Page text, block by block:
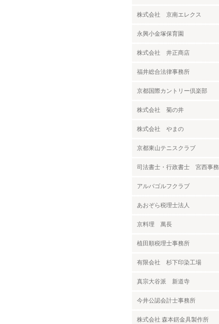
株式会社 京南エレクス
永興小金塚保育園
株式会社 井正商店
福井総合法律事務所
京都国際カントリー倶楽部
株式会社 菊の井
株式会社 やまの
京都東山テニスクラブ
司法書士・行政書士 宮西事
アルバゴルフクラブ
あおぞら税理士法人
京料理 萬長
植田順税理士事務所
有限会社 杉下印染工場
真宗大谷派 新道寺
今井公認会計士事務所
株式会社 森本錺金具製作所